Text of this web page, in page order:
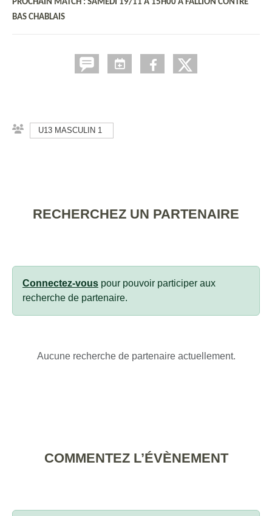
PROCHAIN MATCH : SAMEDI 19/11 A 15H00 A FALLION CONTRE
BAS CHABLAIS
U13 MASCULIN 1
RECHERCHEZ UN PARTENAIRE
Connectez-vous pour pouvoir participer aux
recherche de partenaire.
Aucune recherche de partenaire actuellement.
COMMENTEZ L’ÉVÈNEMENT